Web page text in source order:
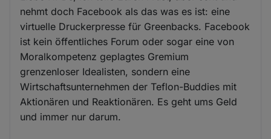
nehmt doch Facebook als das was es ist: eine
virtuelle Druckerpresse für Greenbacks. Facebook
ist kein öffentliches Forum oder sogar eine von
Moralkompetenz geplagtes Gremium
grenzenloser Idealisten, sondern eine
Wirtschaftsunternehmen der Teflon-Buddies mit
Aktionären und Reaktionären. Es geht ums Geld
und immer nur darum.